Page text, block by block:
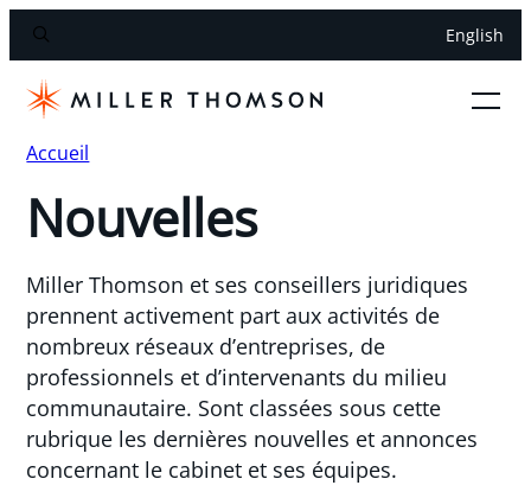
English
Accueil
Nouvelles
Miller Thomson et ses conseillers juridiques
prennent activement part aux activités de
nombreux réseaux d’entreprises, de
professionnels et d’intervenants du milieu
communautaire. Sont classées sous cette
rubrique les dernières nouvelles et annonces
concernant le cabinet et ses équipes.